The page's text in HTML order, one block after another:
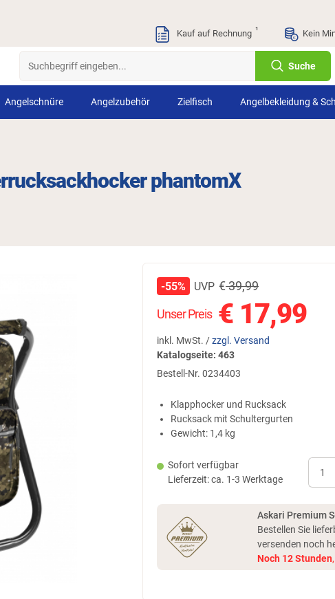
Kauf auf Rechnung ¹ Kein
Suche
Angelschnüre Angelzubehör Zielfisch Angelbekleidung &
phantomX
Unser Preis € 17,99
inkl. MwSt. /zzgl. Versand
-55% UVP €39,99
Katalogseite: 463
Bestell-Nr. 0234403
Klapphocker und Rucksack
Rucksack mit Schultergurten
Gewicht: 1,4 kg
Sofort verfügbar
Lieferzeit: ca. 1-3 Werktage
Askari Premium
Bestellen Sie
versenden noch
Noch 12Stunden,